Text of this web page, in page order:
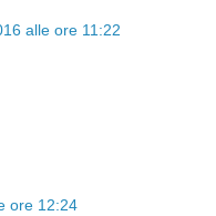
alle ore 11:22
ore 12:24